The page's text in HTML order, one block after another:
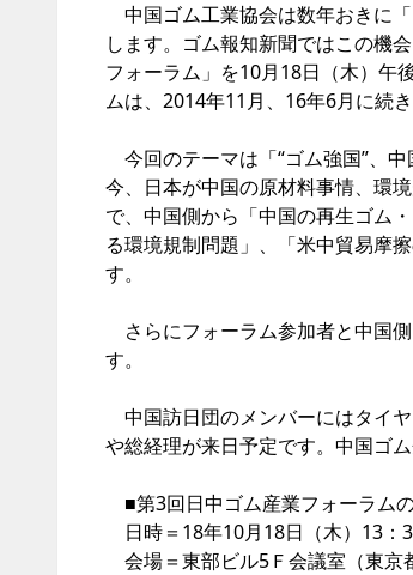
中国ゴム工業協会は数年おきに
します。ゴム報知新聞ではこの機
フォーラム」を10月18日（木）午
ムは、2014年11月、16年6月に続き
今回のテーマは「“ゴム強国”、
今、日本が中国の原材料事情、環
で、中国側から「中国の再生ゴム
る環境規制問題」、「米中貿易摩
す。
さらにフォーラム参加者と中国
す。
中国訪日団のメンバーにはタイ
や総経理が来日予定です。中国ゴ
■第3回日中ゴム産業フォーラム
日時＝18年10月18日（木）13：
会場＝東部ビル5Ｆ会議室（東京